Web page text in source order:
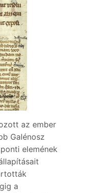
az ember
Galénosz
elemének
a